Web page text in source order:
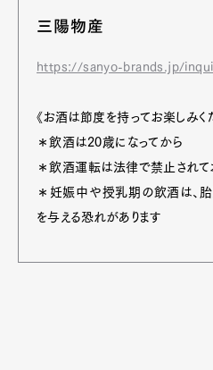
三陽物産
https://sanyo-brands.jp/
《お酒は節度を持ってお楽しみく
＊飲酒は20歳になってから
＊飲酒運転は法律で禁止されて
＊妊娠中や授乳期の飲酒は、
を与える恐れがあります